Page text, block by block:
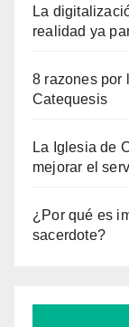
La
realidad ya
8 razones por
Catequesis
La Iglesia de
mejorar el
¿Por qué es
sacerdote?